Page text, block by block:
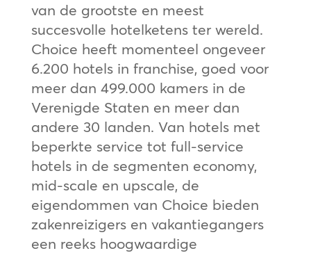
van de grootste en meest
succesvolle hotelketens ter wereld.
Choice heeft momenteel ongeveer
6.200 hotels in franchise, goed voor
meer dan 499.000 kamers in de
Verenigde Staten en meer dan
andere 30 landen. Van hotels met
beperkte service tot full-service
hotels in de segmenten economy,
mid-scale en upscale, de
eigendommen van Choice bieden
zakenreizigers en vakantiegangers
een reeks hoogwaardige